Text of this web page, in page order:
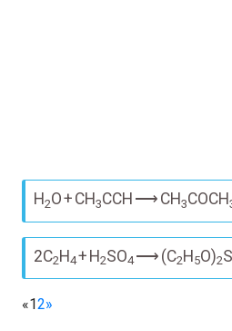
H 2O+ CH 3CCH ⟶ CH 3COCH
2C2H 4+ H 2SO4 ⟶ (C2H 5O)2
«12»